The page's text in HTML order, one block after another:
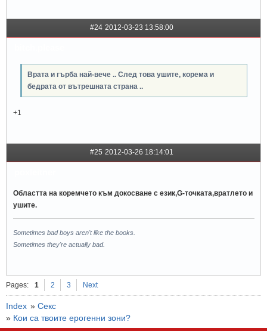
#24 2012-03-23 13:58:00
Врата и гърба най-вече .. След това ушите, корема и
бедрата от вътрешната страна ..
+1
#25 2012-03-26 18:14:01
Областта на коремчето към докосване с език,G-точката,вратлето и
ушите.
Sometimes bad boys aren't like the books.
Sometimes they're actually bad.
Pages: 1 2 3 Next
Index » Секс
» Кои са твоите ерогенни зони?